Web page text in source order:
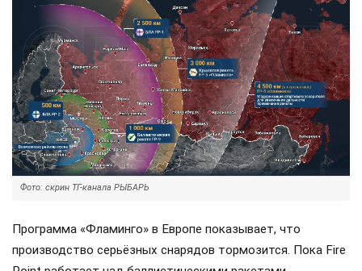
Фото: скрин ТГ-канала РЫБАРЬ
Программа «Фламинго» в Европе показывает, что
производство серьёзных снарядов тормозится. Пока Fire